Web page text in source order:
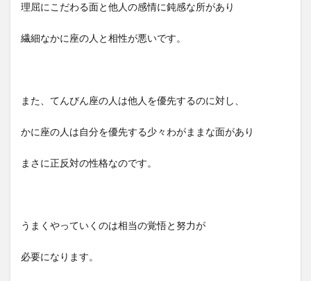
理屈にこだわる面と他人の感情に鈍感な所があり
繊細なかに座の人と相性が悪いです。
また、てんびん座の人は他人を優先するのに対し、
かに座の人は自分を優先する少々わがままな面があり
まさに正反対の性格なのです。
うまくやっていくのは相当の覚悟と努力が
必要になります。